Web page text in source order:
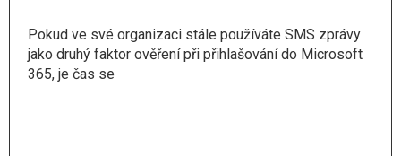
Pokud ve své organizaci stále používáte SMS zprávy
jako druhý faktor ověření při přihlašování do Microsoft
365, je čas se